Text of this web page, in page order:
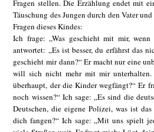
Fragen stellen. Die Erzählung endet mit
Täuschung des Jungen durch den Vater
Fragen dieses Kindes:
Ich frage: „Was geschieht mit mir,
antwortet: „Es ist besser, du erfährst das
geschieht mir dann?“ Er macht nur eine
will sich nicht mehr mit mir unterhalten.
überhaupt, der die Kinder wegfängt?“ Er
noch wissen?“ Ich sage: „Es sind die
Deutschen, die eigene Polizei, was ist
dich fangen?“ Ich sage: „Mit uns spielt